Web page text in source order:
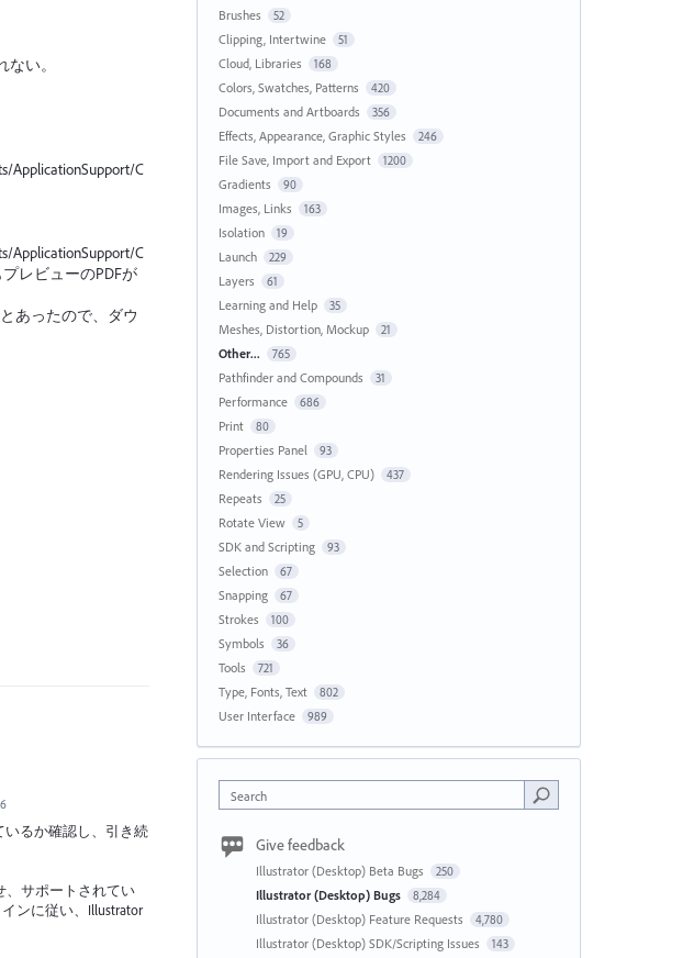
い。
ApplicationSupport/C
ApplicationSupport/C
プレビューのPDFが
あったので、ダウ
いるか確認し、引き続
、サポートされてい
ンに従い、Illustrator
Brushes 52
Clipping, Intertwine 51
Cloud, Libraries 168
Colors, Swatches, Patterns 420
Documents and Artboards 356
Effects, Appearance, Graphic Styles 246
File Save, Import and Export 1200
Gradients 90
Images, Links 163
Isolation 19
Launch 229
Layers 61
Learning and Help 35
Meshes, Distortion, Mockup 21
Other... 765
Pathfinder and Compounds 31
Performance 686
Print 80
Properties Panel 93
Rendering Issues (GPU, CPU) 437
Repeats 25
Rotate View 5
SDK and Scripting 93
Selection 67
Snapping 67
Strokes 100
Symbols 36
Tools 721
Type, Fonts, Text 802
User Interface 989
Search
Give feedback
Illustrator (Desktop) Beta Bugs 250
Illustrator (Desktop) Bugs 8,284
Illustrator (Desktop) Feature Requests 4,780
Illustrator (Desktop) SDK/Scripting Issues 143